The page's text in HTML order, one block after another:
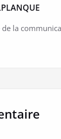
la